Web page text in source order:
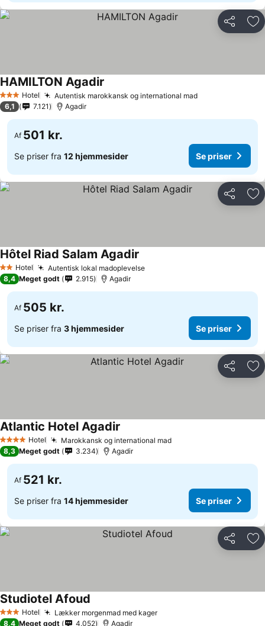
Del
3 StjernerHotel Autentisk marokkansk og international mad
HAMILTON Agadir
6,1 7.121 Agadir
Af 501 kr.
Se priser fra 12 hjemmesider Se priser
Del
2 Stjerner
Hotel Autentisk lokal madoplevelse
Hôtel Riad Salam Agadir
8,4 Meget godt 2.915 Agadir
Af 505 kr.
Se priser fra 3 hjemmesider Se priser
Del
4 StjernerHotel Marokkansk og international mad
Atlantic Hotel Agadir
8,3 Meget godt 3.234 Agadir
Af 521 kr.
Se priser fra 14 hjemmesider Se priser
Del
3 StjernerHotel Lækker morgenmad med kager
Studiotel Afoud
8,4 Meget godt 4.052 Agadir